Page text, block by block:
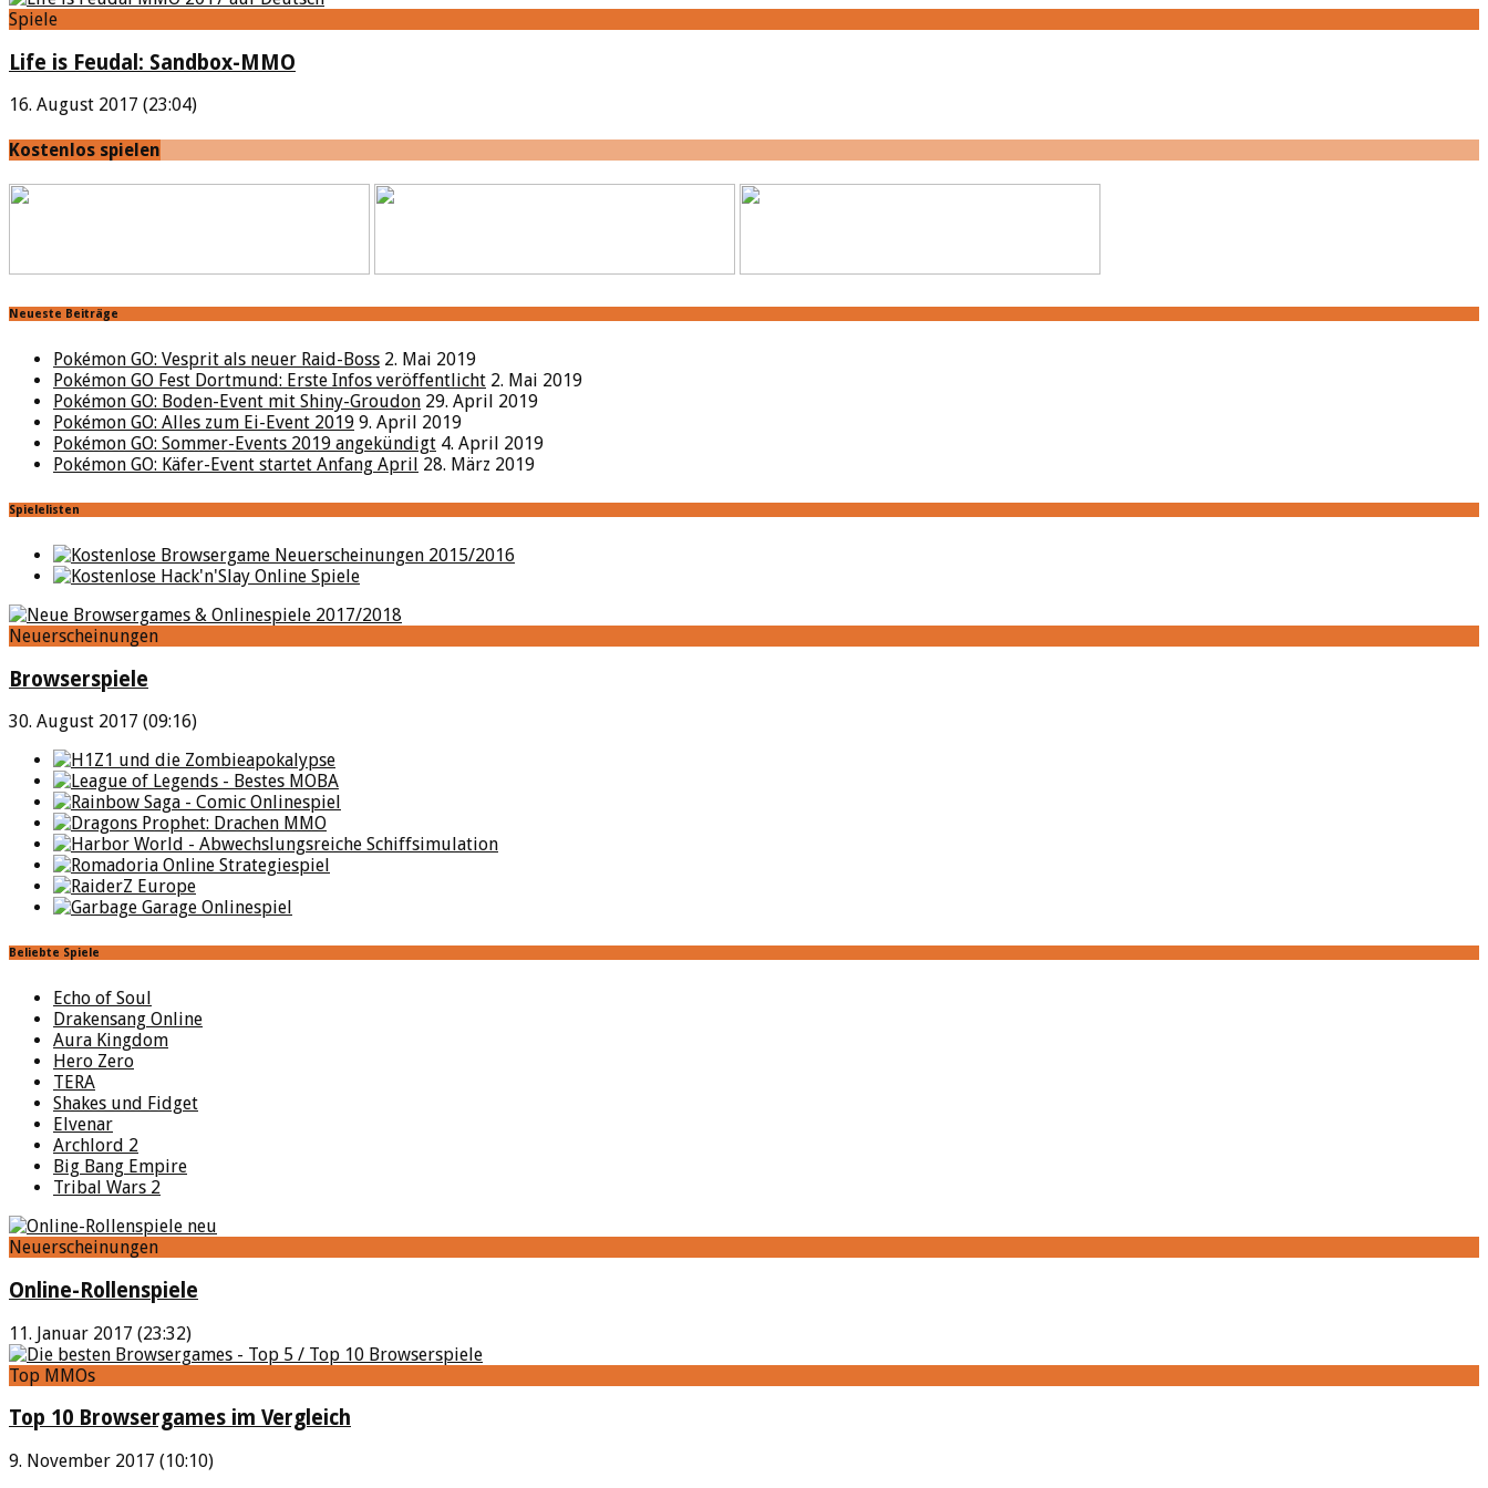
Spiele
Life is Feudal: Sandbox-MMO
16. August 2017 (23:04)
Kostenlos spielen
Neueste Beiträge
Pokémon GO: Vesprit als neuer Raid-Boss 2. Mai 2019
Pokémon GO Fest Dortmund: Erste Infos veröffentlicht 2. Mai 2019
Pokémon GO: Boden-Event mit Shiny-Groudon 29. April 2019
Pokémon GO: Alles zum Ei-Event 2019 9. April 2019
Pokémon GO: Sommer-Events 2019 angekündigt 4. April 2019
Pokémon GO: Käfer-Event startet Anfang April 28. März 2019
Spielelisten
Neuerscheinungen
Browserspiele
30. August 2017 (09:16)
Beliebte Spiele
Echo of Soul
Drakensang Online
Aura Kingdom
Hero Zero
TERA
Shakes und Fidget
Elvenar
Archlord 2
Big Bang Empire
Tribal Wars 2
Neuerscheinungen
Online-Rollenspiele
11. Januar 2017 (23:32)
Top MMOs
Top 10 Browsergames im Vergleich
9. November 2017 (10:10)